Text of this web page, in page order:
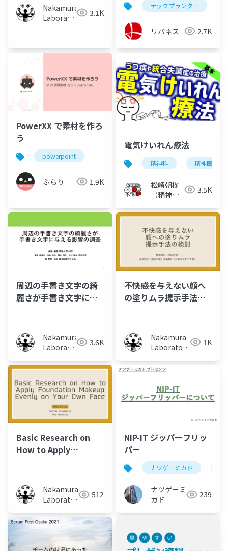
Nakamura
Laboratory
3.1K
テックプランター
リバネス 2.7K
PowerXX で素材を作ろ
う
powerpoint
ふらり 1.9K
電気けいれん療法
精神科 精神医学
松崎朝樹
（精神科
3.5K
周辺の手書き文字の綺
麗さが手書き文字に与
Nakamura
Laboratory
University)
3.6K
不快感を与えない顔へ
の塗りムラ提示手法の
Nakamura
Laboratory
University)
1K
Basic Research on
How to Apply
Face
Nakamura
Laboratory
University)
512
NIP-IT ジッパーフリッ
パー
ナツゲーミカド
ナツゲーミ
カド
239